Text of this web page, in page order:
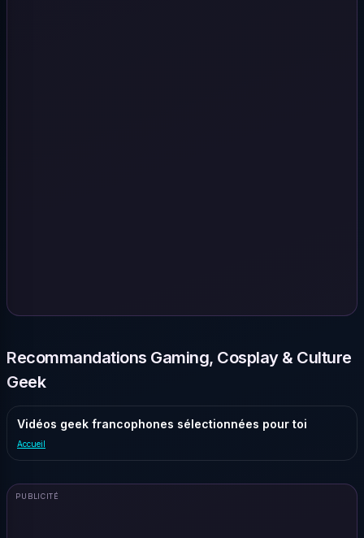
Recommandations Gaming, Cosplay & Culture
Geek
Vidéos geek francophones sélectionnées pour toi
Accueil
PUBLICITÉ